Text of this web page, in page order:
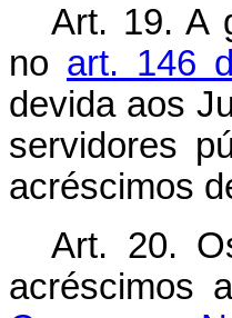
Art. 19. A
no art. 146
devida aos
servidores
acréscimos
Art. 20.
acréscimos